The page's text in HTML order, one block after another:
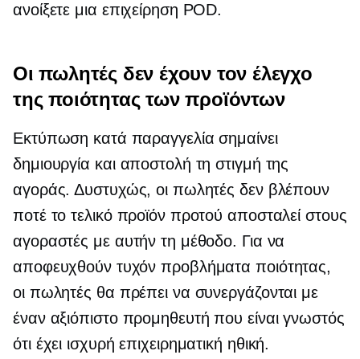
ανοίξετε μια επιχείρηση POD.
Οι πωλητές δεν έχουν τον έλεγχο
της ποιότητας των προϊόντων
Εκτύπωση κατά παραγγελία σημαίνει
δημιουργία και αποστολή τη στιγμή της
αγοράς. Δυστυχώς, οι πωλητές δεν βλέπουν
ποτέ το τελικό προϊόν προτού αποσταλεί στους
αγοραστές με αυτήν τη μέθοδο. Για να
αποφευχθούν τυχόν προβλήματα ποιότητας,
οι πωλητές θα πρέπει να συνεργάζονται με
έναν αξιόπιστο προμηθευτή που είναι γνωστός
ότι έχει ισχυρή επιχειρηματική ηθική.